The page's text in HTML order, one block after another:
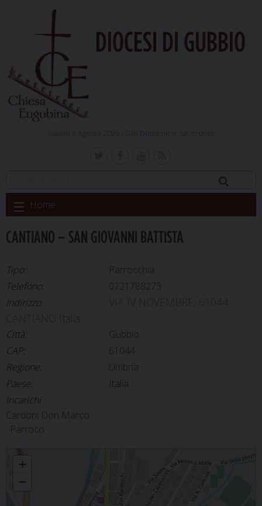
DIOCESI DI GUBBIO
Skip
to
Home
CANTIANO – SAN GIOVANNI BATTISTA
Tipo:
Parrocchia
Telefono:
0721788273
Indirizzo:
Città:
Gubbio
CAP:
61044
Regione:
Umbria
Paese:
Italia
Incarichi
Cardoni Don Marco
: Parroco
CANTIANO - SAN GIOVANNI BATTISTA
+
−